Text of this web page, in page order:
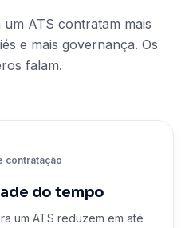
um ATS contratam mais
e mais governança. Os
falam.
contratação
do tempo
um ATS reduzem em até